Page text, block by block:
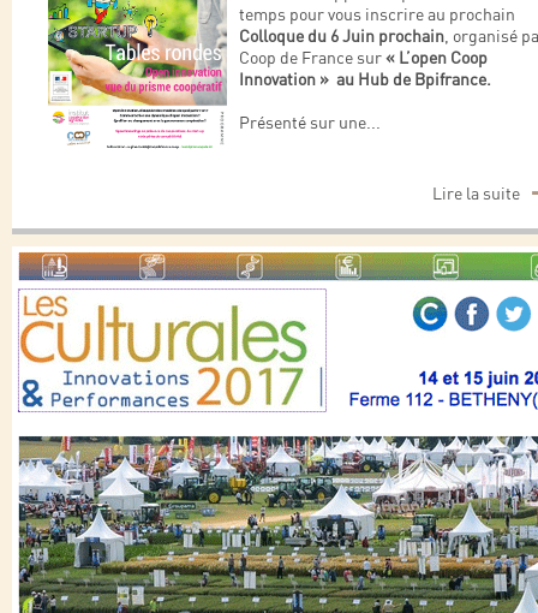
temps pour vous inscrire au prochain
Colloque du 6 Juin prochain, organisé
Coop de France sur« L’open Coop
Innovation » au Hub de Bpifrance.
Présenté sur une...
Lire la suite